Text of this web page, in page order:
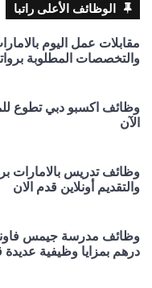
الوظائف الأعلى راتبا
مقابلات عمل اليوم
والتخصصات المطلوبة
وظائف اكسبو دبي تطوع
الآن
وظائف تدريس بالامارات
والتقديم أونلاين قدم الان
درهم بمزايا وظيفية عديدة